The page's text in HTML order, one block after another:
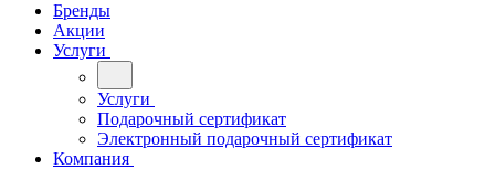
Бренды
Акции
Услуги
Услуги
Подарочный сертификат
Электронный подарочный сертификат
Компания